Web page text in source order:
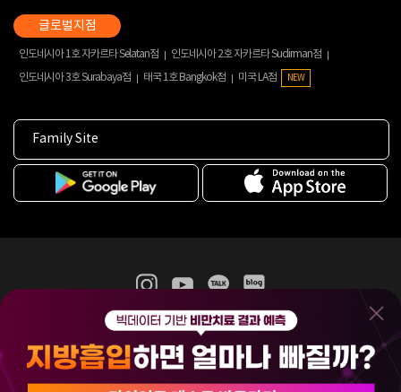
인도네시아 1호 자카르타 Selatan점
인도네시아 2호 자카르타 Sudirman점
인도네시아 3호 Surabaya점
태국 1호 Bangkok점 미국 LA점 NEW
Family Site
365mc 병·의원 이용약관
홈페이지 이용약관
비급여진료수가
(주)365mcㅣ서울특별시 서초구 서초대로52길 7, 3~4층(서초동, 제일빌딩)